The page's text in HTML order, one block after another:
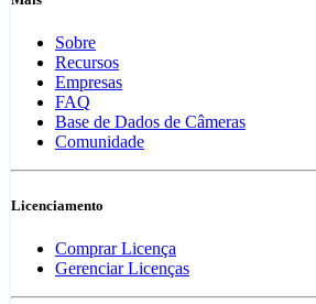
Sobre
Recursos
Empresas
FAQ
Base de Dados de Câmeras
Comunidade
Licenciamento
Comprar Licença
Gerenciar Licenças